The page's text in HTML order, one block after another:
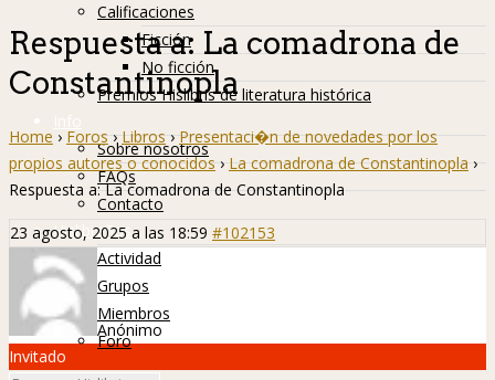
Calificaciones
Ficción
No ficción
Premios Hislibris de literatura histórica
Info
Sobre nosotros
FAQs
Contacto
Hislibreños
Actividad
Grupos
Miembros
Foro
Respuesta a: La comadrona de
Constantinopla
Home › Foros › Libros › Presentaci�n de novedades por los
propios autores o conocidos › La comadrona de Constantinopla ›
Respuesta a: La comadrona de Constantinopla
23 agosto, 2025 a las 18:59 #102153
Anónimo
Invitado